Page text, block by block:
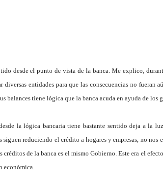
desde el punto de vista de la banca. Me explico,
diversas entidades para que las consecuencias no fueran
balances tiene lógica que la banca acuda en ayuda de los
la lógica bancaria tiene bastante sentido deja a la
reduciendo el crédito a hogares y empresas, no nos
créditos de la banca es el mismo Gobierno. Este era el
económica.